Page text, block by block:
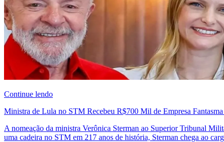
Continue lendo
Ministra de Lula no STM Recebeu R$700 Mil de Empresa
A nomeação da ministra Verônica Sterman ao Superior Tribunal
uma cadeira no STM em 217 anos de história, Sterman chega ao